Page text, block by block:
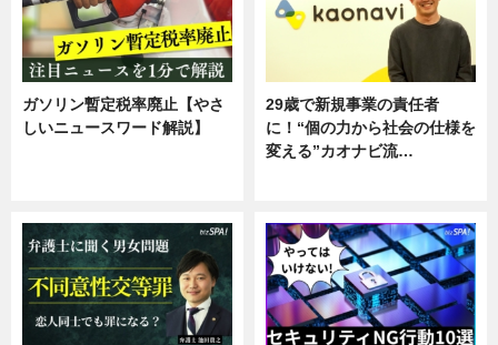
ガソリン暫定税率廃止【やさ
しいニュースワード解説】
29歳で新規事業の責任者
に！“個の力から社会の仕様を
変える”カオナビ流…